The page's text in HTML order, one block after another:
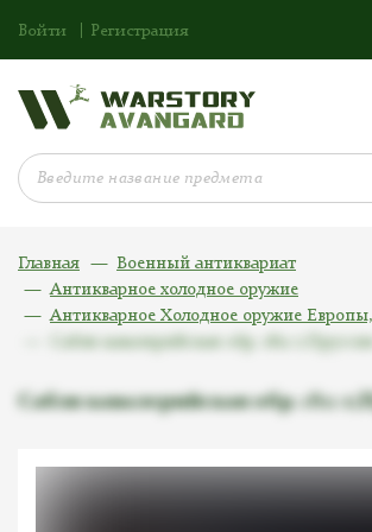
Войти Регистрация
Главная
Военный антиквариат
Антикварное холодное оружие
Антикварное Холодное оружие
Сабля кавалерийская обр. 1811